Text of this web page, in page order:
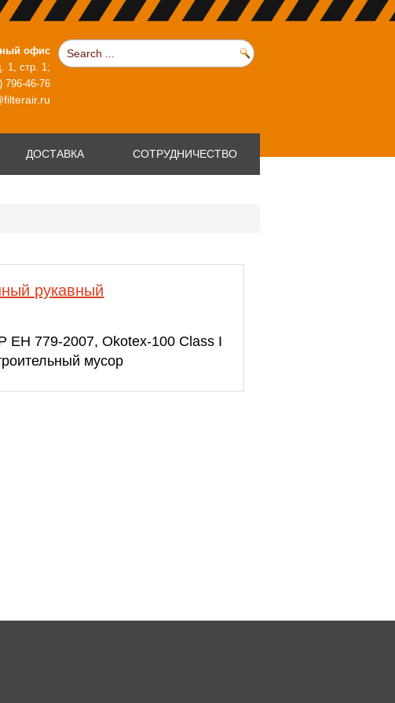
офис
1, стр. 1;
796-46-76
ДОСТАВКА СОТРУДНИЧЕСТВО
рукавный
ЕН 779-2007, Okotex-100 Class I
мусор